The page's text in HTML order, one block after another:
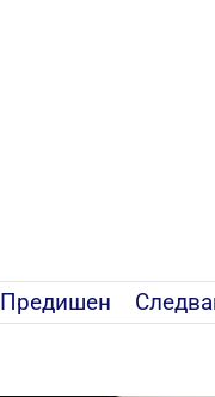
Предишен